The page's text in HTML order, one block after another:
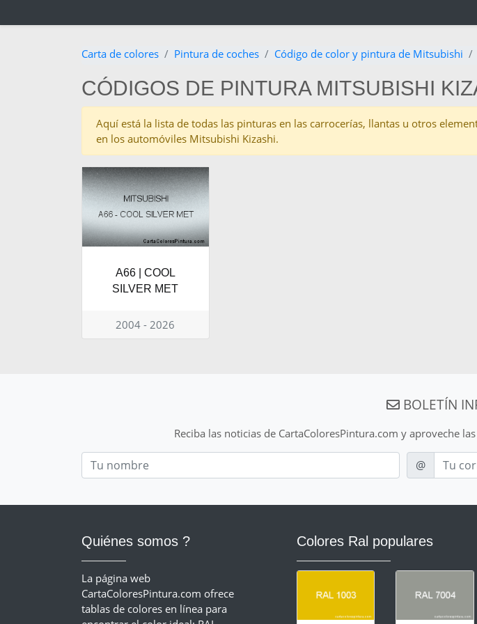
Carta de colores Pintura de coches Código de color y pintura de Mitsubishi
CÓDIGOS DE PINTURA MITSUBISHI
Aquí está la lista de todas las pinturas en las carrocerías, llantas u otros
en los automóviles Mitsubishi Kizashi.
A66 | COOL
SILVER MET
2004 - 2026
BOLETÍN
Reciba las noticias de CartaColoresPintura.com y aproveche
Nom
E-mail
@
Quiénes somos ?
La página web
CartaColoresPintura.com ofrece
tablas de colores en línea para
Colores Ral populares